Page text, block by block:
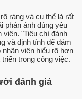
ràng và cụ thể là rất
phản ánh đúng yêu
viên. "Tiêu chí đánh
và định tính để đảm
nhân viên hiểu rõ hơn
trong công việc.
đánh giá